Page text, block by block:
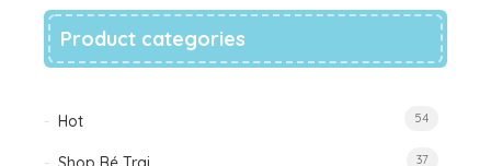
Product categories
Hot 54
37